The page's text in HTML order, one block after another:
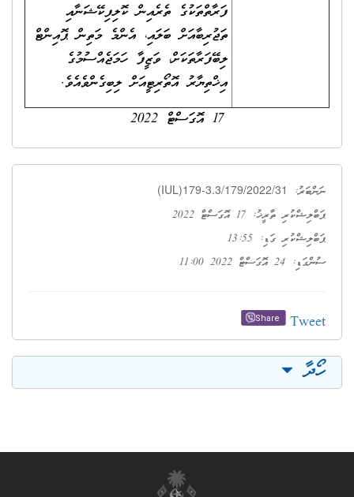
ފަރާތްތަކުގެ ތެރެއިން ކޮލިފިކޭޝަނާއި
ތަޖުރިބާއަށް ބަލައި، އެންމެ މަތިން ޕޮއިންޓް
ލިބޭފަރާތަކަށް، ވަޒީފާ ހަމަޖެއްސުމުގެ
އިޚްތިޔާރު އޮތޯރިޓީއަށް ލިބިގެންވެއެވެ.
17 އޮގަސްޓް 2022
ނަންބަރު: (IUL)179-3.3/179/2022/31
ޕަބްލިޝްކުރި ތާރީޚު: 17 އޮގަސްޓް 2022
ޕަބްލިޝްކުރި ގަޑި: 13:55
ސުންގަޑި: 24 އޮގަސްޓް 2022 11:00
Tweet
Share
ހޯދާ